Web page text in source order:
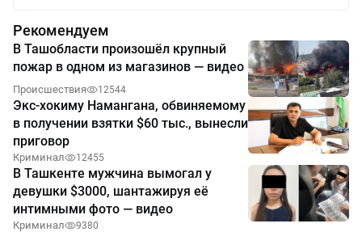
Рекомендуем
В Ташобласти произошёл крупный
пожар в одном из магазинов — видео
Происшествия 12544
Экс-хокиму Намангана, обвиняемому
в получении взятки $60 тыс., вынесли
приговор
Криминал 12455
В Ташкенте мужчина вымогал у
девушки $3000, шантажируя её
интимными фото — видео
Криминал 9380